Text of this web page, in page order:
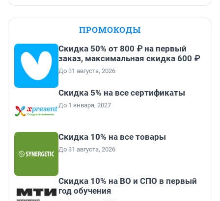
ПРОМОКОДЫ
Скидка 50% от 800 ₽ на первый
заказ, максимальная скидка 600 ₽
До 31 августа, 2026
Скидка 5% на все сертификаты
До 1 января, 2027
Скидка 10% на все товары
До 31 августа, 2026
Скидка 10% на ВО и СПО в первый
год обучения